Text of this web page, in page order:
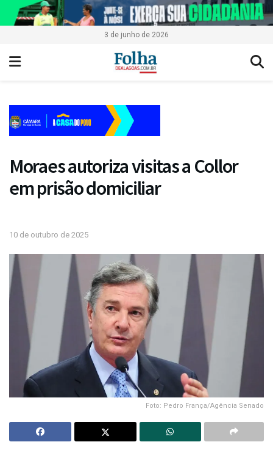
3 de junho de 2026
Moraes autoriza visitas a Collor
em prisão domiciliar
10 de outubro de 2025
Foto: Pedro França/Agência Senado